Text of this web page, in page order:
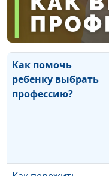
Как помочь
ребенку выбрать
профессию?